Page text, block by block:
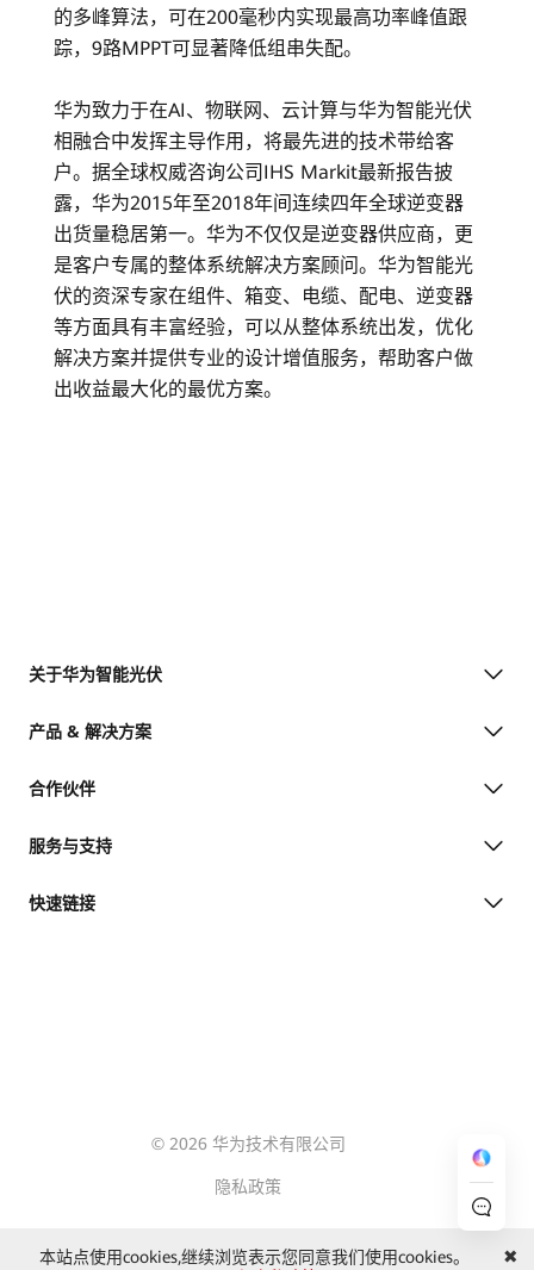
本站点使用cookies,继续浏览表示您同意我们使用cookies。
的多峰算法，可在200毫秒内实现最高功率峰值跟
踪，9路MPPT可显著降低组串失配。
华为致力于在AI、物联网、云计算与华为智能光伏
相融合中发挥主导作用，将最先进的技术带给客
户。据全球权威咨询公司IHS Markit最新报告披
露，华为2015年至2018年间连续四年全球逆变器
出货量稳居第一。华为不仅仅是逆变器供应商，更
是客户专属的整体系统解决方案顾问。华为智能光
伏的资深专家在组件、箱变、电缆、配电、逆变器
等方面具有丰富经验，可以从整体系统出发，优化
解决方案并提供专业的设计增值服务，帮助客户做
出收益最大化的最优方案。
关于华为智能光伏
产品 & 解决方案
合作伙伴
服务与支持
快速链接
© 2026 华为技术有限公司
隐私政策